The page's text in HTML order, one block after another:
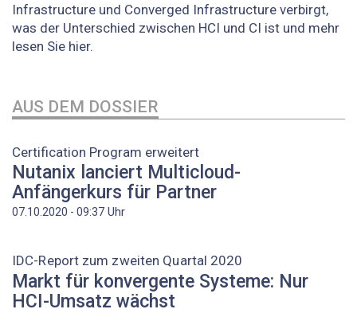
Infrastructure und Converged Infrastructure verbirgt,
was der Unterschied zwischen HCI und CI ist und mehr
lesen Sie hier.
AUS DEM DOSSIER
Certification Program erweitert
Nutanix lanciert Multicloud-
Anfängerkurs für Partner
07.10.2020 - 09:37 Uhr
IDC-Report zum zweiten Quartal 2020
Markt für konvergente Systeme: Nur
HCI-Umsatz wächst